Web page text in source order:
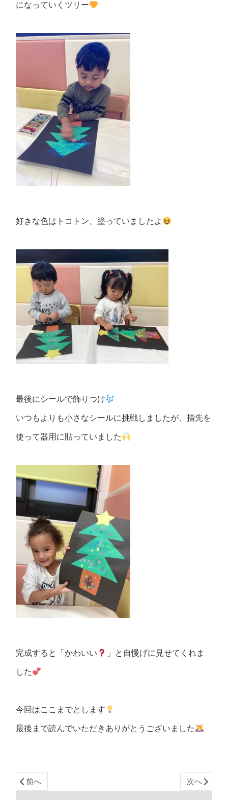
になっていくツリー
好きな色はトコトン、塗っていましたよ
最後にシールで飾りつけ
いつもよりも小さなシールに挑戦しましたが、指先を
使って器用に貼っていました
完成すると「かわいい 」と自慢げに見せてくれま
した
今回はここまでとします
最後まで読んでいただきありがとうございました
前へ 次へ